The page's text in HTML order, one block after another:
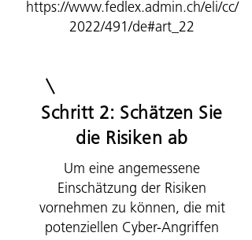
https://www.fedlex.admin.ch/eli/cc/
2022/491/de#art_22
Schritt 2: Schätzen Sie
die Risiken ab
Um eine angemessene
Einschätzung der Risiken
vornehmen zu können, die mit
potenziellen Cyber-Angriffen